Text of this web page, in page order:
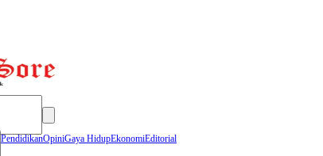
PendidikanOpiniGaya HidupEkonomiEditorial